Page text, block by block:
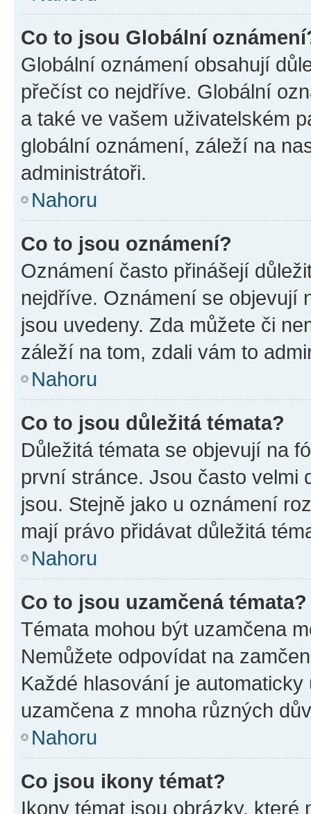
Co to jsou Globální
Globální oznámení obsahují
přečíst co nejdříve. Globální
a také ve vašem uživatelském
globální oznámení, záleží na
administrátoři.
Nahoru
Co to jsou oznámení?
Oznámení často přinášejí
nejdříve. Oznámení se objevují
jsou uvedeny. Zda můžete či
záleží na tom, zdali vám to
Nahoru
Co to jsou důležitá témata?
Důležitá témata se objevují na
první stránce. Jsou často velmi
jsou. Stejně jako u oznámení
mají právo přidávat důležitá
Nahoru
Co to jsou uzamčená témata?
Témata mohou být uzamčena
Nemůžete odpovídat na
Každé hlasování je
uzamčena z mnoha různých
Nahoru
Co jsou ikony témat?
Ikony témat jsou obrázky,